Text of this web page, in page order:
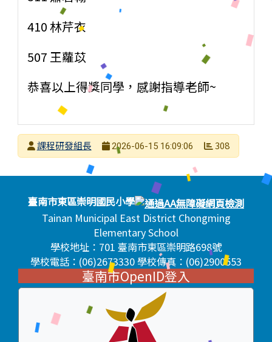
410 林芹衣
507 王蘿苡
恭喜以上得獎同學，感謝指導老師~
發布者
課程研發組長
2026-06-15 16:09:06 308
頁尾區域內容
臺南市東區崇明國民小學
Tainan Municipal East District Chongming
Elementary School
學校地址：701 臺南市東區崇明路698號
學校電話：(06)2673330 學校傳真：(06)2900553
臺南市OpenID登入